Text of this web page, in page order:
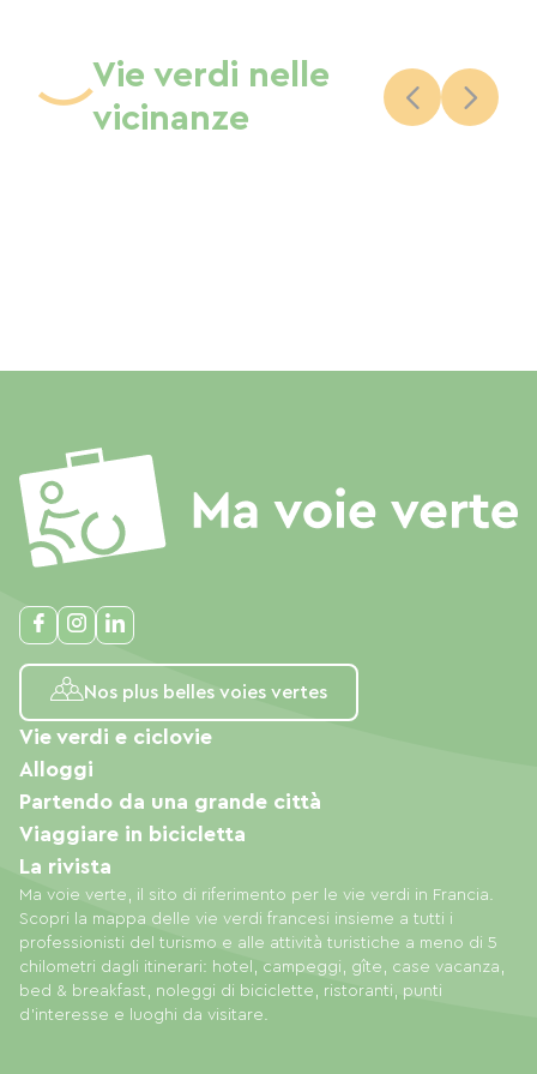
Vie verdi nelle
vicinanze
Nos plus belles voies vertes
Ma voie verte, il sito di riferimento per le vie verdi in Francia.
Scopri la mappa delle vie verdi francesi insieme a tutti i
professionisti del turismo e alle attività turistiche a meno di 5
chilometri dagli itinerari: hotel, campeggi, gîte, case vacanza,
bed & breakfast, noleggi di biciclette, ristoranti, punti
d'interesse e luoghi da visitare.
Vie verdi e ciclovie
Alloggi
Partendo da una grande città
Viaggiare in bicicletta
La rivista